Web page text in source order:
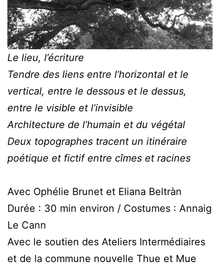
Le lieu, l’écriture
Tendre des liens entre l’horizontal et le
vertical, entre le dessous et le dessus,
entre le visible et l’invisible
Architecture de l’humain et du végétal
Deux topographes tracent un itinéraire
poétique et fictif entre cîmes et racines
Avec Ophélie Brunet et Eliana Beltràn
Durée : 30 min environ / Costumes : Annaig
Le Cann
Avec le soutien des Ateliers Intermédiaires
et de la commune nouvelle Thue et Mue